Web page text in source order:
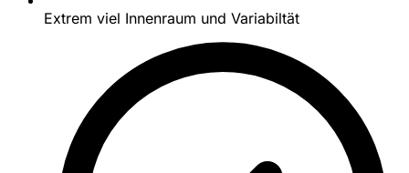
Extrem viel Innenraum und Variabiltät